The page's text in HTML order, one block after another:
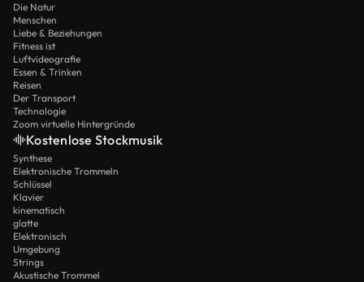
Die Natur
Menschen
Liebe & Beziehungen
Fitness ist
Luftvideografie
Essen & Trinken
Reisen
Der Transport
Technologie
Zoom virtuelle Hintergründe
Kostenlose Stockmusik
Synthese
Elektronische Trommeln
Schlüssel
Klavier
kinematisch
glatte
Elektronisch
Umgebung
Strings
Akustische Trommel